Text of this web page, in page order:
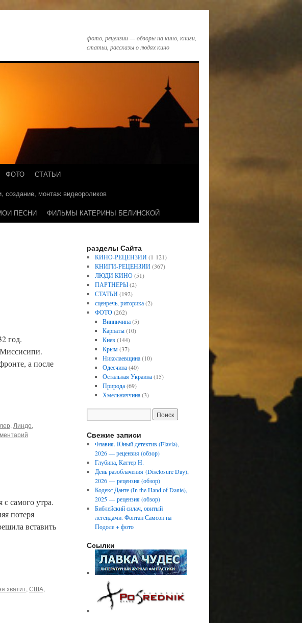
фото, рецензии — обзоры на кино, книги,
статьи, рассказы о людях кино
ФОТО
СТАТЬИ
создание, монтаж видеороликов
ПЕСНИ ФИЛЬМЫ КАТЕРИНЫ БЕЛИНСКОЙ
год.
а после
,Линдо,
самого утра.
потеря
вставить
хватит, США,
разделы Сайта
КИНО-РЕЦЕНЗИИ(1 121)
КНИГИ-РЕЦЕНЗИИ(367)
ЛЮДИ КИНО(51)
ПАРТНЕРЫ(2)
СТАТЬИ(192)
сценречь, риторика(2)
ФОТО(262)
Винничина(5)
Карпаты(10)
Киев(144)
Крым(37)
Николаевщина(10)
Одесчина(40)
Остальная Украина(15)
Природа(69)
Хмельниччина(3)
Свежие записи
Флавия. Юный детектив (Flavia),
2026 — рецензия (обзор)
Глубина, Каттер Н.
День разоблачения (Disclosure Day),
2026 — рецензия (обзор)
Кодекс Данте (In the Hand of Dante),
2025 — рецензия (обзор)
Библейский силач, овитый
легендами. Фонтан Самсон на
Подоле + фото
Ссылки